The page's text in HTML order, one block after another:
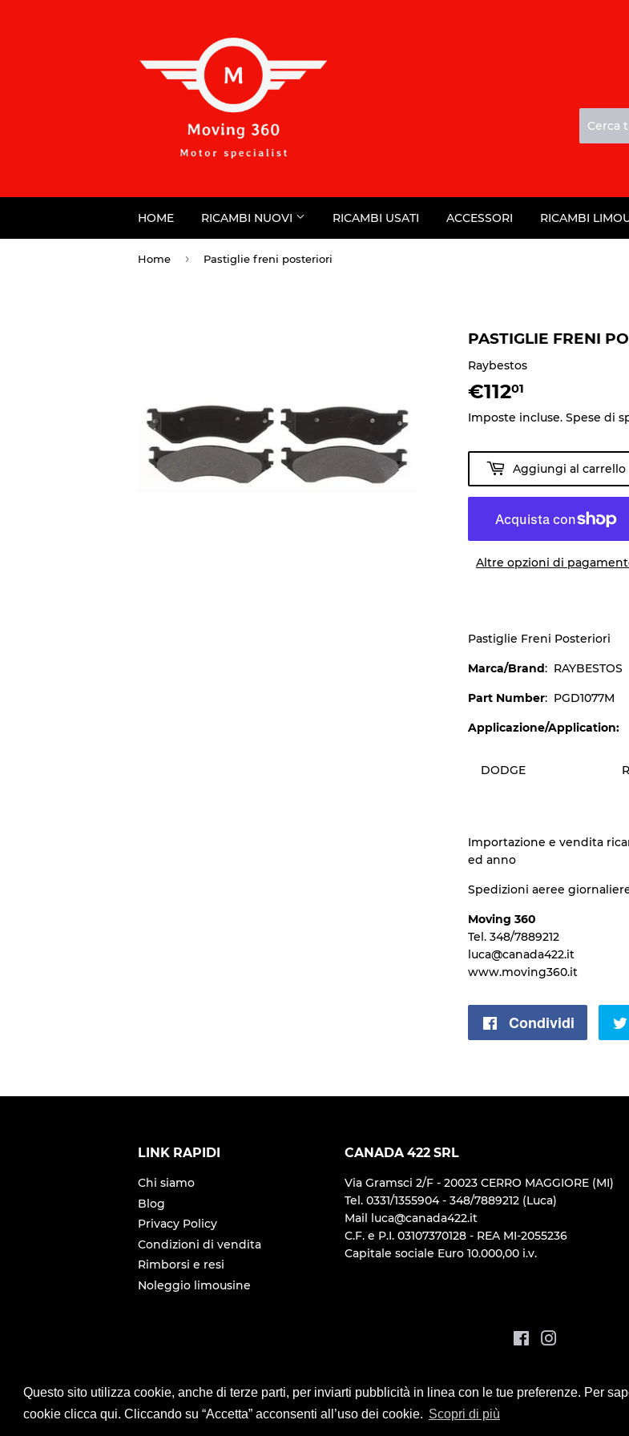
Questo sito utilizza cookie, anche di terze parti, per inviarti pubblicità in linea con le tue preferenze. Per
cookie clicca qui. Cliccando su “Accetta” acconsenti all’uso dei cookie. Scopri di più
HOME RICAMBI NUOVI RICAMBI USATI ACCESSORI RICAMBI
Home › Pastiglie freni posteriori
PASTIGLIE FRENI
Raybestos
€11201
Imposte incluse. Spese di
Aggiungi al carrello
Altre opzioni di
Pastiglie Freni Posteriori
Marca/Brand: RAYBESTOS
Part Number: PGD1077M
Applicazione/Application:
DODGE
Importazione e vendita
ed anno
Spedizioni aeree
Moving 360
Tel. 348/7889212
luca@canada422.it
www.moving360.it
Condividi
LINK RAPIDI
Chi siamo
Blog
Privacy Policy
Condizioni di vendita
Rimborsi e resi
Noleggio limousine
CANADA 422 SRL
Via Gramsci 2/F - 20023 CERRO MAGGIORE (MI)
Tel. 0331/1355904 - 348/7889212 (Luca)
Mail luca@canada422.it
C.F. e P.I. 03107370128 - REA MI-2055236
Capitale sociale Euro 10.000,00 i.v.
Facebook
Powered by Shopify